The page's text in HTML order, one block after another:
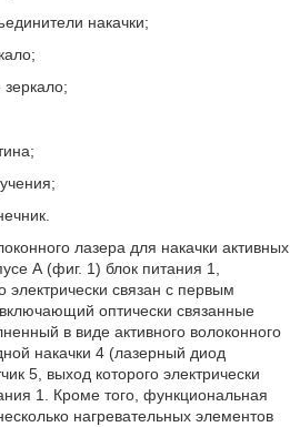
накачки;
лазера для накачки активных
А (фиг. 1) блок питания 1,
электрически связан с первым
оптически связанные
в виде активного волоконного
накачки 4 (лазерный диод
5, выход которого электрически
1. Кроме того, функциональная
нагревательных элементов